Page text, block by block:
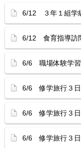
6/12 ３年１組学
6/12 食育指導訪
6/6 職場体験学習
6/6 修学旅行３
6/6 修学旅行３
6/6 修学旅行３